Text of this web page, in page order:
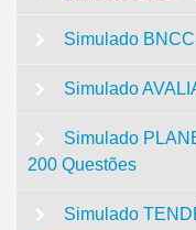
Simulado
Simulado
Simulado
200 Questões
Simulado